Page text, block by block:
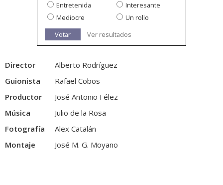
Entretenida
Interesante
Mediocre
Un rollo
Votar
Ver resultados
Director
Alberto Rodríguez
Guionista
Rafael Cobos
Productor
José Antonio Félez
Música
Julio de la Rosa
Fotografía
Alex Catalán
Montaje
José M. G. Moyano